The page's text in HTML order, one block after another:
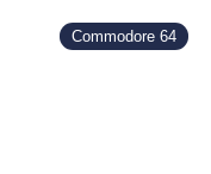
Commodore 64